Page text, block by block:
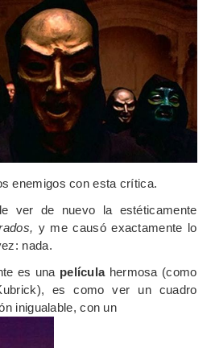
enemigos con esta crítica.
ver de nuevo la estéticamente
y me causó exactamente lo
nada.
es una películahermosa (como
es como ver un cuadro
inigualable, con un